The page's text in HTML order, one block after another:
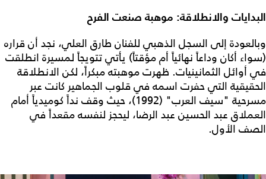
البدايات والانطلاقة: موهبة صنعت الفرح
وبالعودة إلى السجل الذهبي للفنان طارق العلي، نجد أن قراره
(سواء أكان وداعاً نهائياً أم مؤقتاً) يأتي تتويجاً لمسيرة انطلقت
في أوائل الثمانينيات. ظهرت موهبته مبكراً، لكن الانطلاقة
الحقيقية التي حفرت اسمه في قلوب الجماهير كانت عبر
مسرحية "سيف العرب" (1992)، حيث وقف نداً كوميدياً أمام
العملاق عبد الحسين عبد الرضا، ليحجز لنفسه مقعداً في
الصف الأول.